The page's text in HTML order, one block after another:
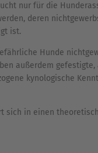
nur für die
deren
ist.
Hunde
außerdem gefestigte,
kynologische
sich in einen